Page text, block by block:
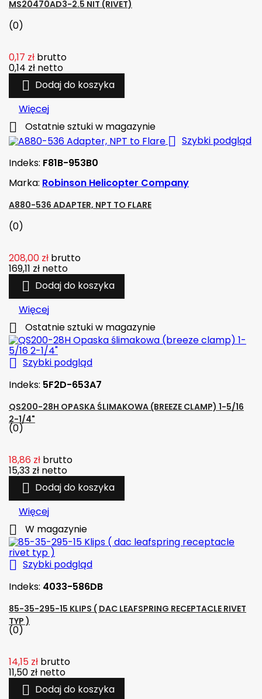
MS20470AD3-2.5 NIT (RIVET)
(0)
0,17 zł brutto
0,14 zł netto
 Dodaj do koszyka
Więcej
 Ostatnie sztuki w magazynie
 Szybki podgląd
Indeks: F81B-953B0
Marka: Robinson Helicopter Company
A880-536 ADAPTER, NPT TO FLARE
(0)
208,00 zł brutto
169,11 zł netto
 Dodaj do koszyka
Więcej
 Ostatnie sztuki w magazynie
 Szybki podgląd
Indeks: 5F2D-653A7
QS200-28H OPASKA ŚLIMAKOWA (BREEZE CLAMP) 1-5/16
2-1/4"
(0)
18,86 zł brutto
15,33 zł netto
 Dodaj do koszyka
Więcej
 W magazynie
 Szybki podgląd
Indeks: 4033-586DB
85-35-295-15 KLIPS ( DAC LEAFSPRING RECEPTACLE RIVET
TYP )
(0)
14,15 zł brutto
11,50 zł netto
 Dodaj do koszyka